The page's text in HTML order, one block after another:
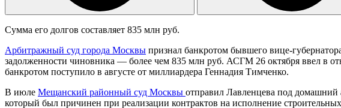
Сумма его долгов составляет 835 млн руб.
Арбитражный суд города Москвы признал банкротом бывшего вице-
задолженности чиновника — более чем 835 млн руб. АСГМ 26 октября ввел в
банкротом поступило в августе от миллиардера Геннадия Тимченко.
В июле Мещанский районный суд Москвы отправил Лавленцева под
который был причинен при реализации контрактов на исполнение